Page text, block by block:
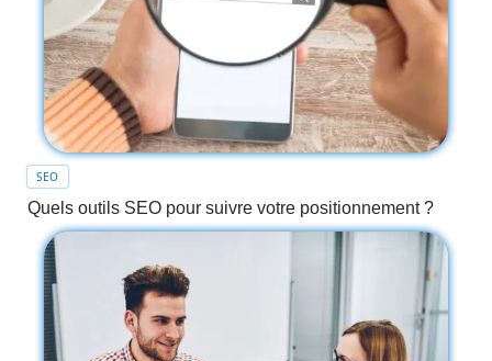
SEO
Quels outils SEO pour suivre votre positionnement ?